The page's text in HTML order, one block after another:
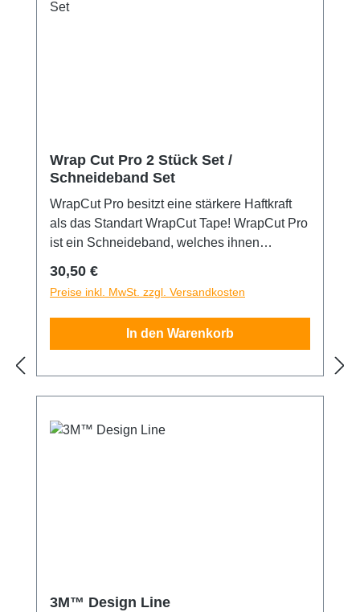
Wrap Cut Pro 2 Stück Set /
Schneideband Set
WrapCut Pro besitzt eine stärkere Haftkraft
als das Standart WrapCut Tape! WrapCut Pro
ist ein Schneideband, welches ihnen
Schneiden ermöglicht. Es ist ein
unentbehrlicher Helfer bei allen
Folienarbeiten im Bereich Werbetechnik und
Car Wrapping. Ein Nylonfaden, welcher in
Messer auf dem Autolack schneiden. So
verhindern sie eine Schädigung des
noch wertvolle Zeit.
Regulärer Preis:
30,50 €
Preise inkl. MwSt. zzgl. Versandkosten
In den Warenkorb
3M™ Design Line